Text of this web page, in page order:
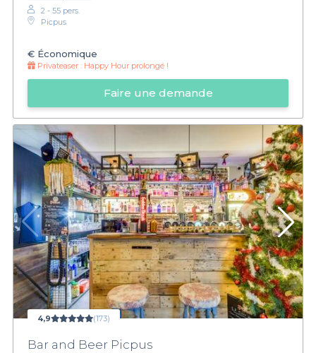
2 - 55 pers.
Picpus
€ Économique
Privateaser : Happy Hour prolongé !
Faire une demande
4,9 (173)
Bar and Beer Picpus